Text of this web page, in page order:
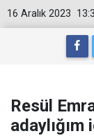
16 Aralık 2023
Resül